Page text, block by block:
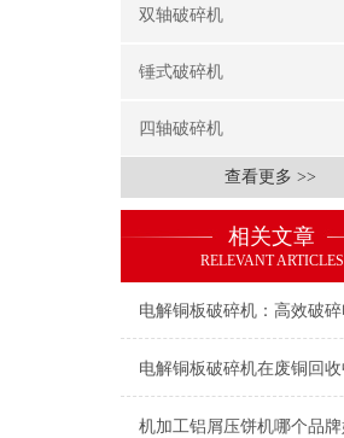
双轴破碎机
锤式破碎机
四轴破碎机
查看更多 >>
相关文章
RELEVANT ARTICLES